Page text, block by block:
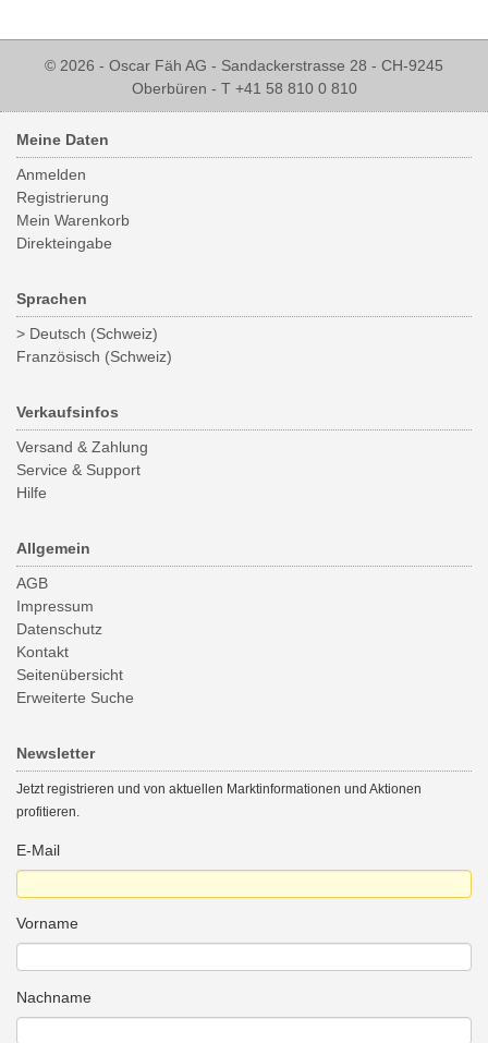
© 2026 - Oscar Fäh AG - Sandackerstrasse 28 - CH-9245
Oberbüren - T +41 58 810 0 810
Meine Daten
Anmelden
Registrierung
Mein Warenkorb
Direkteingabe
Sprachen
> Deutsch (Schweiz)
Französisch (Schweiz)
Verkaufsinfos
Versand & Zahlung
Service & Support
Hilfe
Allgemein
AGB
Impressum
Datenschutz
Kontakt
Seitenübersicht
Erweiterte Suche
Newsletter
Jetzt registrieren und von aktuellen Marktinformationen und Aktionen
profitieren.
E-Mail
Vorname
Nachname